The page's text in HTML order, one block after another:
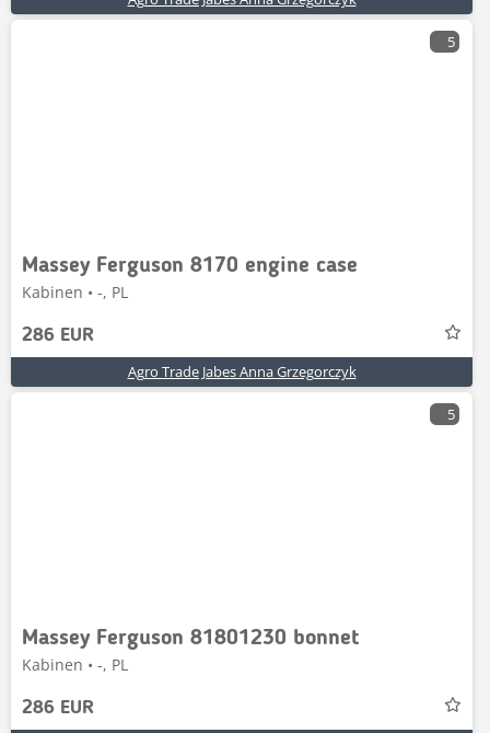
5
Massey Ferguson 8170 engine case
Kabinen • -, PL
286 EUR
Agro Trade Jabes Anna Grzegorczyk
5
Massey Ferguson 81801230 bonnet
Kabinen • -, PL
286 EUR